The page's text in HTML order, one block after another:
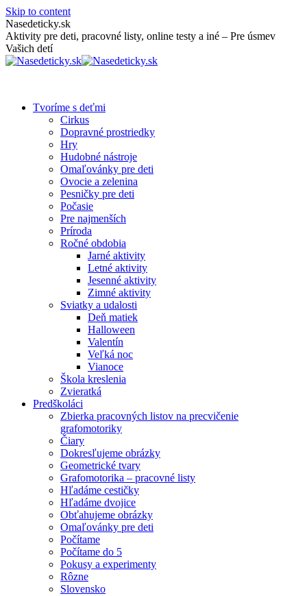
Skip to content
Nasedeticky.sk
Aktivity pre deti, pracovné listy, online testy a iné – Pre úsmev
Vašich detí
Tvoríme s deťmi
Cirkus
Dopravné prostriedky
Hry
Hudobné nástroje
Omaľovánky pre deti
Ovocie a zelenina
Pesničky pre deti
Počasie
Pre najmenších
Príroda
Ročné obdobia
Jarné aktivity
Letné aktivity
Jesenné aktivity
Zimné aktivity
Sviatky a udalosti
Deň matiek
Halloween
Valentín
Veľká noc
Vianoce
Škola kreslenia
Zvieratká
Predškoláci
Zbierka pracovných listov na precvičenie
grafomotoriky
Čiary
Dokresľujeme obrázky
Geometrické tvary
Grafomotorika – pracovné listy
Hľadáme cestičky
Hľadáme dvojice
Obťahujeme obrázky
Omaľovánky pre deti
Počítame
Počítame do 5
Pokusy a experimenty
Rôzne
Slovensko